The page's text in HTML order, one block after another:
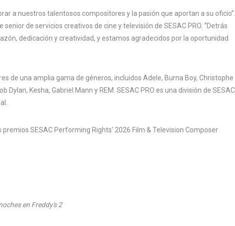
a nuestros talentosos compositores y la pasión que aportan a su oficio”.
de servicios creativos de cine y televisión de SESAC PRO. “Detrás
dedicación y creatividad, y estamos agradecidos por la oportunidad
de una amplia gama de géneros, incluidos Adele, Burna Boy, Christophe
Dylan, Kesha, Gabriel Mann y REM. SESAC PRO es una división de SESAC
SESAC Performing Rights' 2026 Film & Television Composer
en Freddy's 2